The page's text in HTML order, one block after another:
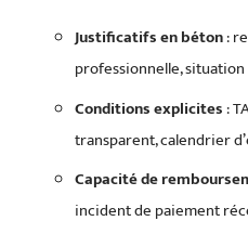
Justificatifs en béton:
professionnelle,
Conditions explicites:
transparent, calendrier
Capacité de
incident de paiement